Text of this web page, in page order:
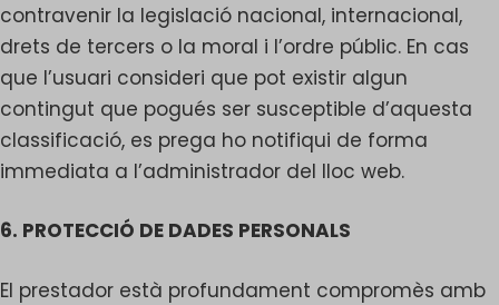
contravenir la legislació nacional, internacional,
drets de tercers o la moral i l’ordre públic. En cas
que l’usuari consideri que pot existir algun
contingut que pogués ser susceptible d’aquesta
classificació, es prega ho notifiqui de forma
immediata a l’administrador del lloc web.
6. PROTECCIÓ DE DADES PERSONALS
El prestador està profundament compromès amb